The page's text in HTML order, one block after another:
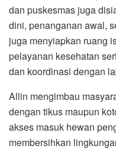
dan puskesmas juga
dini, penanganan awal,
juga menyiapkan ruang
pelayanan kesehatan
dan koordinasi dengan
Allin mengimbau
dengan tikus maupun
akses masuk hewan
membersihkan